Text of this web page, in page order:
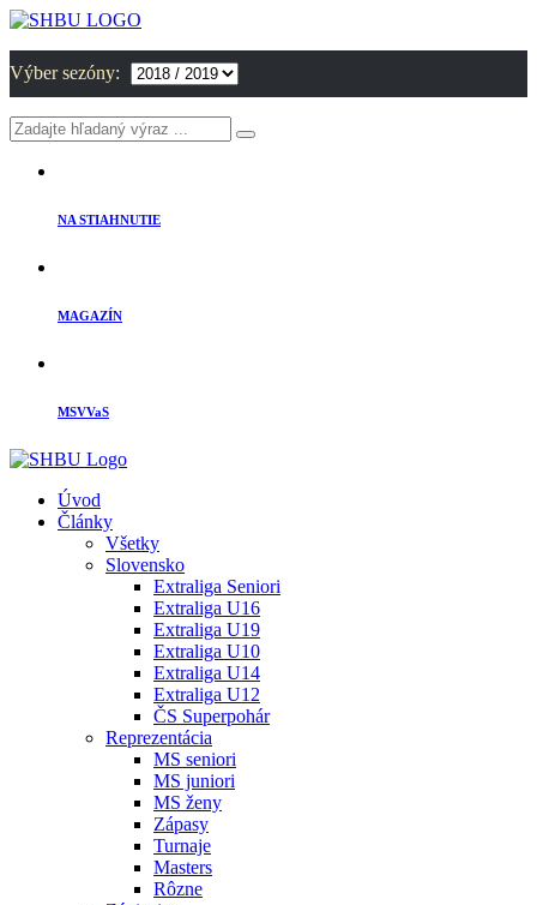
Výber sezóny:
NA STIAHNUTIE
MAGAZÍN
MSVVaS
Úvod
Články
Všetky
Slovensko
Extraliga Seniori
Extraliga U16
Extraliga U19
Extraliga U10
Extraliga U14
Extraliga U12
ČS Superpohár
Reprezentácia
MS seniori
MS juniori
MS ženy
Zápasy
Turnaje
Masters
Rôzne